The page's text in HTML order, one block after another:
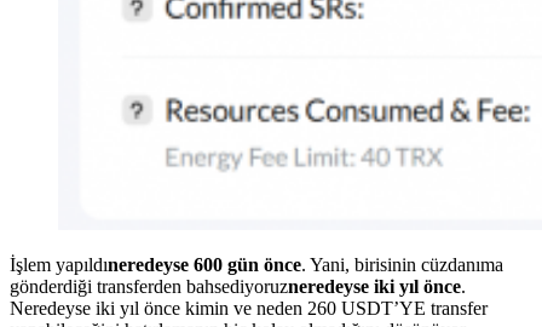
İşlem yapıldıneredeyse 600 gün önce. Yani, birisinin cüzdanıma
gönderdiği transferden bahsediyoruzneredeyse iki yıl önce.
Neredeyse iki yıl önce kimin ve neden 260 USDT’YE transfer